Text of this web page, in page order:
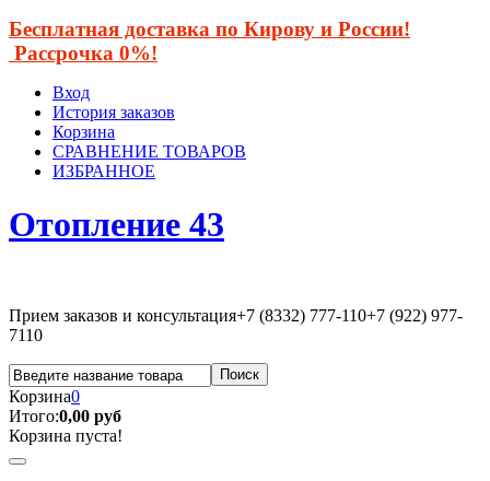
Бесплатная доставка по Кирову и России!
Рассрочка 0%!
Вход
История заказов
Корзина
СРАВНЕНИЕ ТОВАРОВ
ИЗБРАННОЕ
Отопление 43
Прием заказов и консультация+7 (8332) 777-110+7 (922) 977-
7110
Корзина0
Итого:0,00 руб
Корзина пуста!